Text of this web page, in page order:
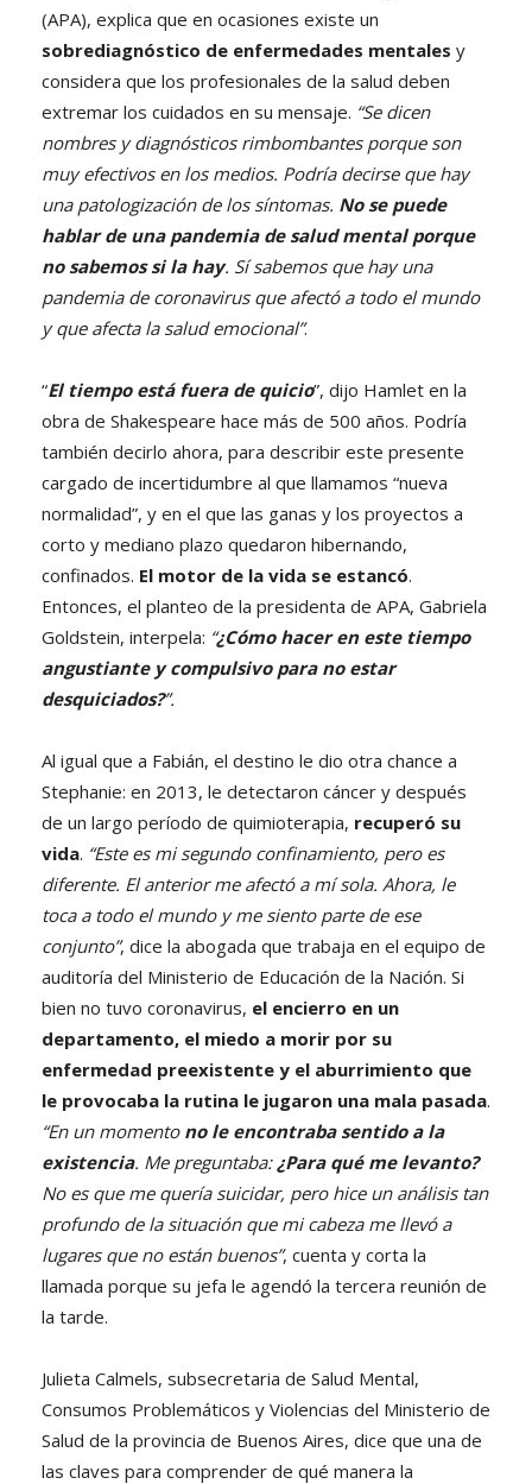
(APA), explica que en ocasiones existe un
sobrediagnóstico de enfermedades mentales y
considera que los profesionales de la salud deben
extremar los cuidados en su mensaje. “Se dicen
nombres y diagnósticos rimbombantes porque son
muy efectivos en los medios. Podría decirse que hay
una patologización de los síntomas. No se puede
hablar de una pandemia de salud mental porque
no sabemos si la hay. Sí sabemos que hay una
pandemia de coronavirus que afectó a todo el mundo
y que afecta la salud emocional”.
“El tiempo está fuera de quicio”, dijo Hamlet en la
obra de Shakespeare hace más de 500 años. Podría
también decirlo ahora, para describir este presente
cargado de incertidumbre al que llamamos “nueva
normalidad”, y en el que las ganas y los proyectos a
corto y mediano plazo quedaron hibernando,
confinados. El motor de la vida se estancó.
Entonces, el planteo de la presidenta de APA, Gabriela
Goldstein, interpela: “¿Cómo hacer en este tiempo
angustiante y compulsivo para no estar
desquiciados?”.
Al igual que a Fabián, el destino le dio otra chance a
Stephanie: en 2013, le detectaron cáncer y después
de un largo período de quimioterapia, recuperó su
vida. “Este es mi segundo confinamiento, pero es
diferente. El anterior me afectó a mí sola. Ahora, le
toca a todo el mundo y me siento parte de ese
conjunto”, dice la abogada que trabaja en el equipo de
auditoría del Ministerio de Educación de la Nación. Si
bien no tuvo coronavirus, el encierro en un
departamento, el miedo a morir por su
enfermedad preexistente y el aburrimiento que
le provocaba la rutina le jugaron una mala pasada.
“En un momento no le encontraba sentido a la
existencia. Me preguntaba: ¿Para qué me levanto?
No es que me quería suicidar, pero hice un análisis tan
profundo de la situación que mi cabeza me llevó a
lugares que no están buenos”, cuenta y corta la
llamada porque su jefa le agendó la tercera reunión de
la tarde.
Julieta Calmels, subsecretaria de Salud Mental,
Consumos Problemáticos y Violencias del Ministerio de
Salud de la provincia de Buenos Aires, dice que una de
las claves para comprender de qué manera la